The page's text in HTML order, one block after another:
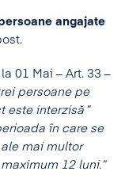
angajate
01 Mai – Art. 33 –
persoane pe
este interzisă ”
în care se
mai multor
12 luni.”